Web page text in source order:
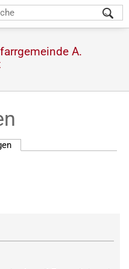
A.
(aktiver Reiter)